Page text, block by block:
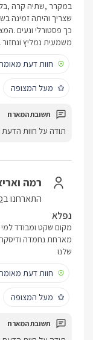
במקרר ,שתיה קרה
שצריך והיתה זמינה
כך פסטורלי ונעים
משמעית נמליץ
חוות דעת
מעל המצופה
תודה על חוות
רמה
התארחנו ב
נפלא
מקום שקט ומבודד למי
מארחת נחמדה
שלנו
חוות דעת
מעל המצופה